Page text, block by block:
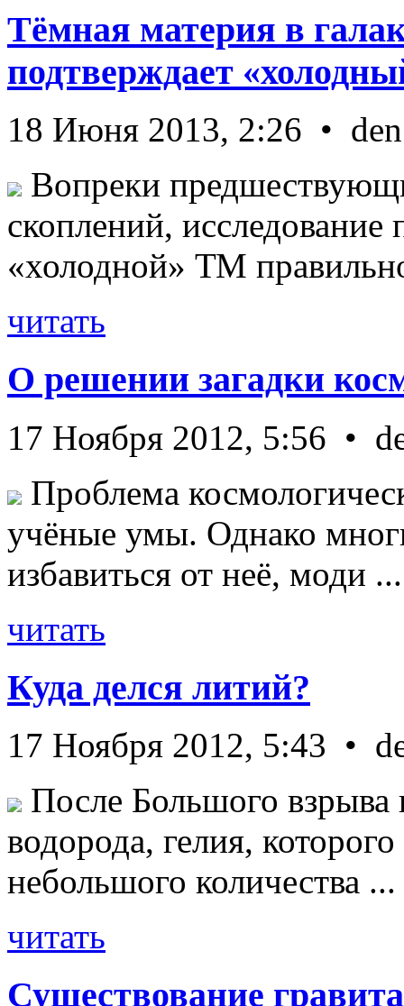
Тёмная материя в
подтверждает
18 Июня 2013, 2:26 • den
Вопреки
скоплений, исследование
«холодной» ТМ
читать
О решении загадки
17 Ноября 2012, 5:56 •
Проблема
учёные умы. Однако
избавиться от неё, моди ...
читать
Куда делся литий?
17 Ноября 2012, 5:43 •
После Большого взрыва
водорода, гелия,
небольшого количества ...
читать
Существование